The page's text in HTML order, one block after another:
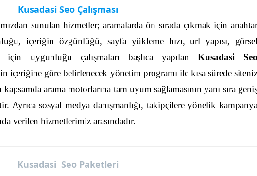
Kusadasi Seo Çalışması
sunulan hizmetler; aramalarda ön sırada çıkmak için
içeriğin özgünlüğü, sayfa yükleme hızı, url yapısı, görsel
uygunluğu çalışmaları başlıca yapılan Kusadasi Seo
içeriğine göre belirlenecek yönetim programı ile kısa sürede siteniz
arama motorlarına tam uyum sağlamasının yanı sıra geniş
Ayrıca sosyal medya danışmanlığı, takipçilere yönelik kampanya
verilen hizmetlerimiz arasındadır.
Kusadasi Seo Paketleri